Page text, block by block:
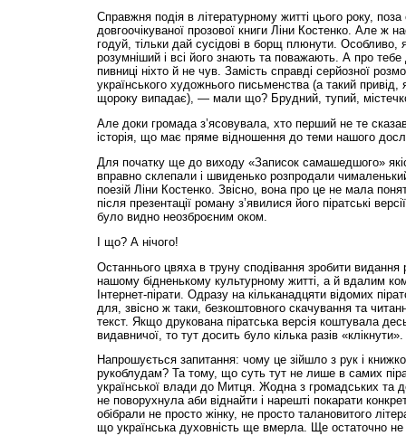
Справжня подія в літературному житті цього року,
довгоочікуваної прозової книги Ліни Костенко. Але ж
годуй, тільки дай сусідові в борщ плюнути. Особливо,
розумніший і всі його знають та поважають. А про тебе
пивниці ніхто й не чув. Замість справді серйозної
українського художнього письменства (а такий привід,
щороку випадає), — мали що? Брудний, тупий,
Але доки громада з’ясовувала, хто перший не те
історія, що має пряме відношення до теми нашого
Для початку ще до виходу «Записок самашедшого»
вправно склепали і швиденько розпродали
поезій Ліни Костенко. Звісно, вона про це не мала
після презентації роману з’явилися його піратські
було видно неозброєним оком.
І що? А нічого!
Останнього цвяха в труну сподівання зробити
нашому бідненькому культурному житті, а й вдалим
Інтернет-пірати. Одразу на кільканадцяти відомих
для, звісно ж таки, безкоштовного скачування та
текст. Якщо друкована піратська версія коштувала
видавничої, то тут досить було кілька разів «клікнути».
Напрошується запитання: чому це зійшло з рук і
рукоблудам? Та тому, що суть тут не лише в самих
української влади до Митця. Жодна з громадських та
не поворухнула аби віднайти і нарешті покарати
обібрали не просто жінку, не просто талановитого
що українська духовність ще вмерла. Ще остаточно не